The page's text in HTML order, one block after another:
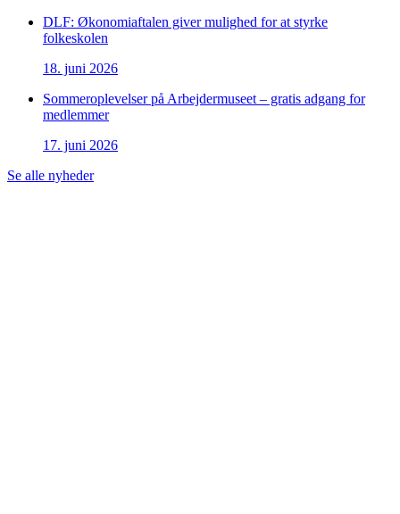
DLF: Økonomiaftalen giver mulighed for at styrke
folkeskolen
18. juni 2026
Sommeroplevelser på Arbejdermuseet – gratis adgang for
medlemmer
17. juni 2026
Se alle nyheder